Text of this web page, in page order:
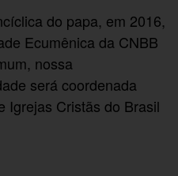
do papa, em 2016,
Ecumênica da CNBB
nossa
será coordenada
Igrejas Cristãs do Brasil